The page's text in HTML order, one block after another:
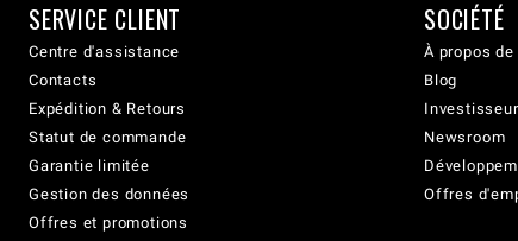
SERVICE CLIENT
Centre d'assistance
Contacts
Expédition & Retours
Statut de commande
Garantie limitée
Gestion des données
Offres et promotions
SOCIÉTÉ
À propos de
Blog
Newsroom
Offres